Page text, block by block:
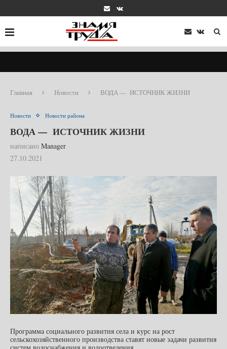
Главная Новости ВОДА — ИСТОЧНИК ЖИЗНИ
Новости Новости района
ВОДА — ИСТОЧНИК ЖИЗНИ
написано Manager
27.10.2021
Программа социального развития села и курс на рост
сельскохозяйственного производства ставят новые задачи развития